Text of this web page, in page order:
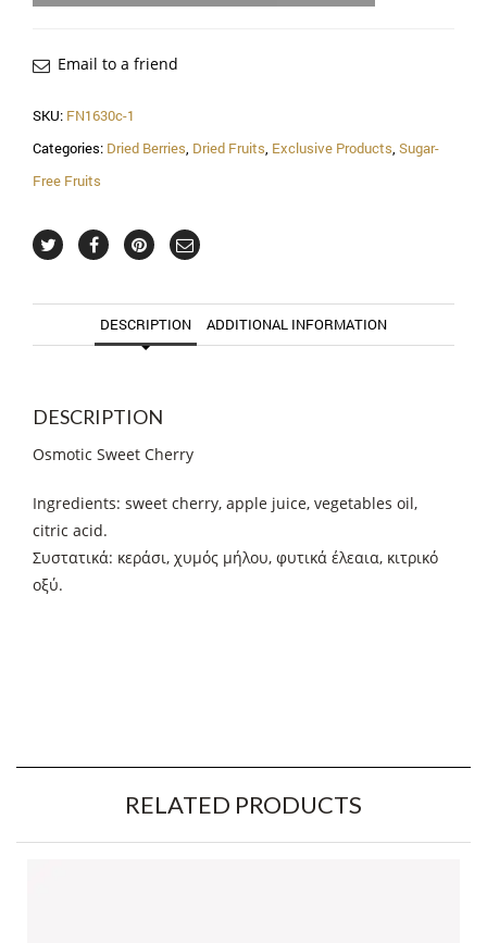
Email to a friend
SKU: FN1630c-1
Categories: Dried Berries, Dried Fruits, Exclusive Products, Sugar-
Free Fruits
DESCRIPTION ADDITIONAL INFORMATION
DESCRIPTION
Osmotic Sweet Cherry
Ingredients: sweet cherry, apple juice, vegetables oil,
citric acid.
Συστατικά: κεράσι, χυμός μήλου, φυτικά έλεαια, κιτρικό
οξύ.
RELATED PRODUCTS